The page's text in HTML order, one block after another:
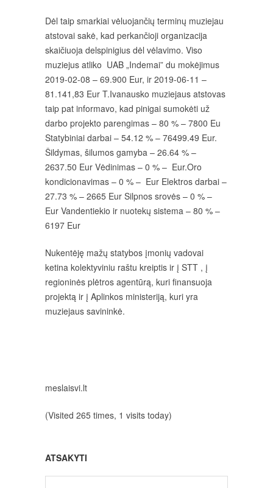
Dėl taip smarkiai vėluojančių terminų muziejau
atstovai sakė, kad perkančioji organizacija
skaičiuoja delspinigius dėl vėlavimo. Viso
muziejus atliko UAB „Indemai” du mokėjimus
2019-02-08 – 69.900 Eur, ir 2019-06-11 –
81.141,83 Eur T.Ivanausko muziejaus atstovas
taip pat informavo, kad pinigai sumokėti už
darbo projekto parengimas – 80 % – 7800 Eu
Statybiniai darbai – 54.12 % – 76499.49 Eur.
Šildymas, šilumos gamyba – 26.64 % –
2637.50 Eur Vėdinimas – 0 % – Eur.Oro
kondicionavimas – 0 % – Eur Elektros darbai –
27.73 % – 2665 Eur Silpnos srovės – 0 % –
Eur Vandentiekio ir nuotekų sistema – 80 % –
6197 Eur
Nukentėję mažų statybos įmonių vadovai
ketina kolektyviniu raštu kreiptis ir į STT , į
regioninės plėtros agentūrą, kuri finansuoja
projektą ir į Aplinkos ministeriją, kuri yra
muziejaus savininkė.
meslaisvi.lt
(Visited 265 times, 1 visits today)
ATSAKYTI